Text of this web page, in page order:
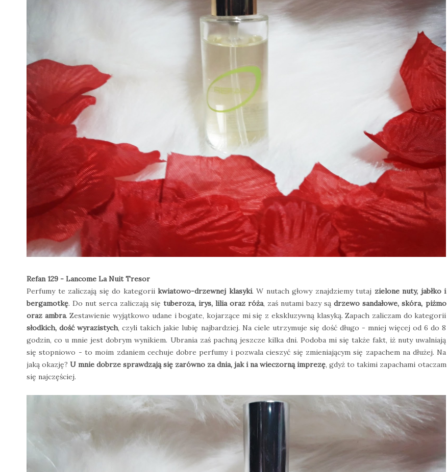
Refan 129 - Lancome La Nuit Tresor
Perfumy te zaliczają się do kategoriikwiatowo-drzewnej klasyki. W nutach głowy znajdziemy tutaj zielone nuty, jabłko i
bergamotkę. Do nut serca zaliczają siętuberoza, irys, lilia oraz róża, zaś nutami bazy sądrzewo sandałowe, skóra, piżmo
oraz ambra. Zestawienie wyjątkowo udane i bogate, kojarzące mi się z ekskluzywną klasyką. Zapach zaliczam do kategorii
słodkich, dość wyrazistych, czyli takich jakie lubię najbardziej. Na ciele utrzymuje się dość długo - mniej więcej od 6 do 8
godzin, co u mnie jest dobrym wynikiem. Ubrania zaś pachną jeszcze kilka dni. Podoba mi się także fakt, iż nuty uwalniają
się stopniowo - to moim zdaniem cechuje dobre perfumy i pozwala cieszyć się zmieniającym się zapachem na dłużej. Na
jaką okazję?U mnie dobrze sprawdzają się zarówno za dnia, jak i na wieczorną imprezę, gdyż to takimi zapachami otaczam
się najczęściej.